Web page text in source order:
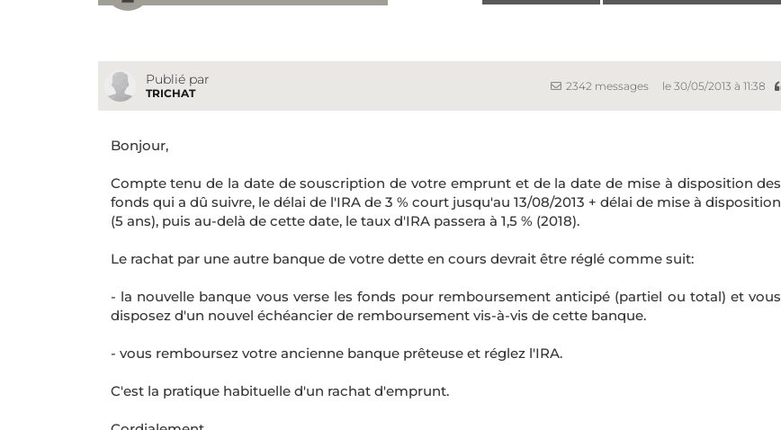
Publié par
TRICHAT
2342 messages le 30/05/2013 à 11:38
Bonjour,
Compte tenu de la date de souscription de votre emprunt et de la date de mise à disposition des
fonds qui a dû suivre, le délai de l'IRA de 3 % court jusqu'au 13/08/2013 + délai de mise à disposition
(5 ans), puis au-delà de cette date, le taux d'IRA passera à 1,5 % (2018).
Le rachat par une autre banque de votre dette en cours devrait être réglé comme suit:
- la nouvelle banque vous verse les fonds pour remboursement anticipé (partiel ou total) et vous
disposez d'un nouvel échéancier de remboursement vis-à-vis de cette banque.
- vous remboursez votre ancienne banque prêteuse et réglez l'IRA.
C'est la pratique habituelle d'un rachat d'emprunt.